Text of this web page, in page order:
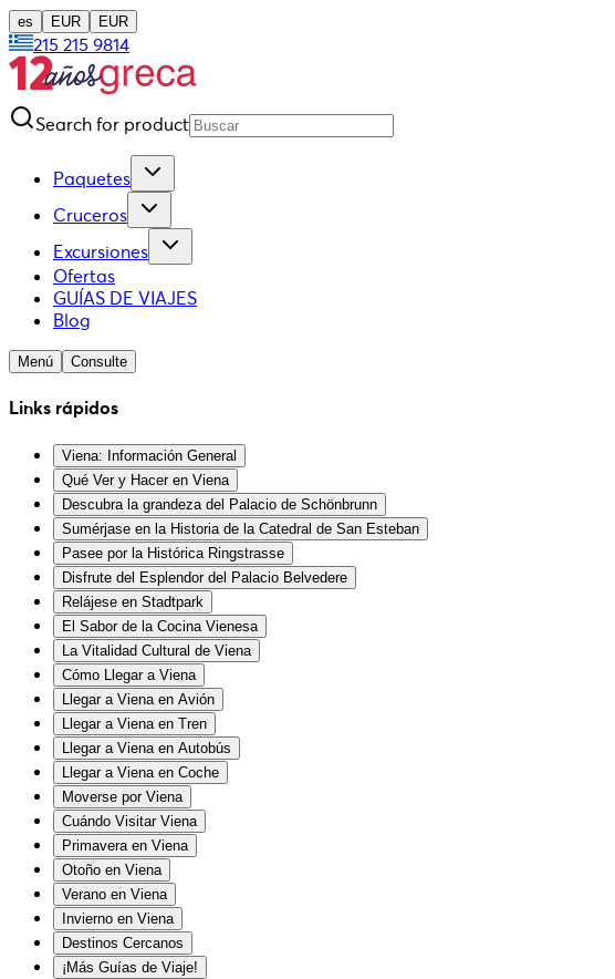
es EUR EUR
215 215 9814
Search for product
Paquetes
Cruceros
Excursiones
Ofertas
GUÍAS DE VIAJES
Blog
Menú Consulte
Links rápidos
Viena: Información General
Qué Ver y Hacer en Viena
Descubra la grandeza del Palacio de Schönbrunn
Sumérjase en la Historia de la Catedral de San Esteban
Pasee por la Histórica Ringstrasse
Disfrute del Esplendor del Palacio Belvedere
Relájese en Stadtpark
El Sabor de la Cocina Vienesa
La Vitalidad Cultural de Viena
Cómo Llegar a Viena
Llegar a Viena en Avión
Llegar a Viena en Tren
Llegar a Viena en Autobús
Llegar a Viena en Coche
Moverse por Viena
Cuándo Visitar Viena
Primavera en Viena
Otoño en Viena
Verano en Viena
Invierno en Viena
Destinos Cercanos
¡Más Guías de Viaje!